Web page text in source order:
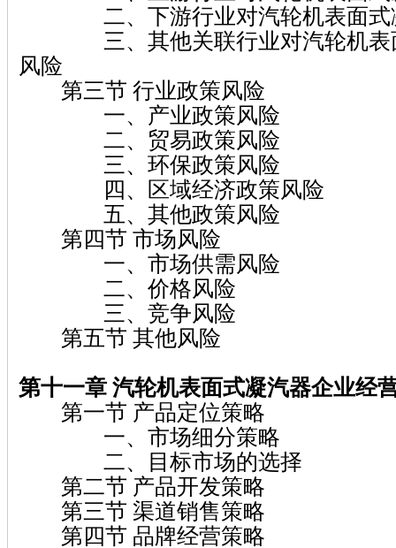
二、下游行业对汽轮机表面式
三、其他关联行业对汽轮机表
风险
第三节 行业政策风险
一、产业政策风险
二、贸易政策风险
三、环保政策风险
四、区域经济政策风险
五、其他政策风险
第四节 市场风险
一、市场供需风险
二、价格风险
三、竞争风险
第五节 其他风险
第十一章 汽轮机表面式凝汽器企业经
第一节 产品定位策略
一、市场细分策略
二、目标市场的选择
第二节 产品开发策略
第三节 渠道销售策略
第四节 品牌经营策略